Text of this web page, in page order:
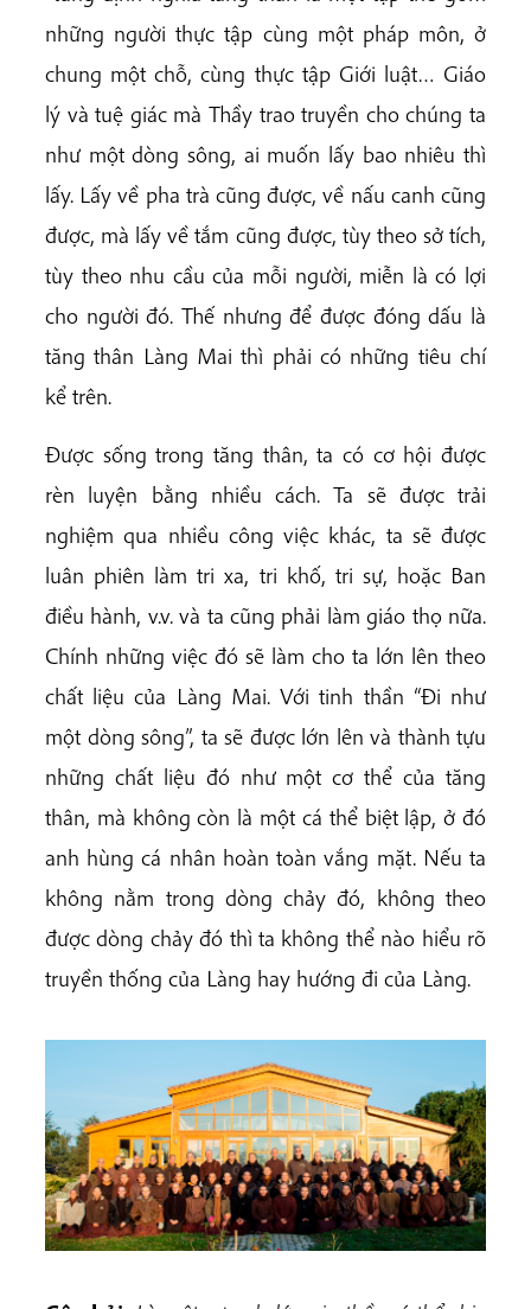
những người thực tập cùng một pháp môn, ở
chung một chỗ, cùng thực tập Giới luật… Giáo
lý và tuệ giác mà Thầy trao truyền cho chúng ta
như một dòng sông, ai muốn lấy bao nhiêu thì
lấy. Lấy về pha trà cũng được, về nấu canh cũng
được, mà lấy về tắm cũng được, tùy theo sở tích,
tùy theo nhu cầu của mỗi người, miễn là có lợi
cho người đó. Thế nhưng để được đóng dấu là
tăng thân Làng Mai thì phải có những tiêu chí
kể trên.
Được sống trong tăng thân, ta có cơ hội được
rèn luyện bằng nhiều cách. Ta sẽ được trải
nghiệm qua nhiều công việc khác, ta sẽ được
luân phiên làm tri xa, tri khố, tri sự, hoặc Ban
điều hành, v.v. và ta cũng phải làm giáo thọ nữa.
Chính những việc đó sẽ làm cho ta lớn lên theo
chất liệu của Làng Mai. Với tinh thần “Đi như
một dòng sông”, ta sẽ được lớn lên và thành tựu
những chất liệu đó như một cơ thể của tăng
thân, mà không còn là một cá thể biệt lập, ở đó
anh hùng cá nhân hoàn toàn vắng mặt. Nếu ta
không nằm trong dòng chảy đó, không theo
được dòng chảy đó thì ta không thể nào hiểu rõ
truyền thống của Làng hay hướng đi của Làng.